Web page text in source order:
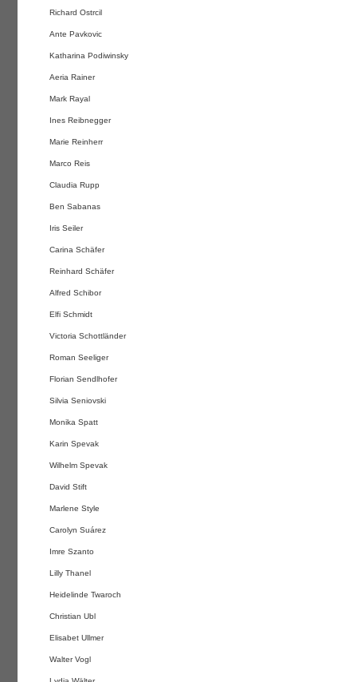
Richard Ostrcil
Ante Pavkovic
Katharina Podiwinsky
Aeria Rainer
Mark Rayal
Ines Reibnegger
Marie Reinherr
Marco Reis
Claudia Rupp
Ben Sabanas
Iris Seiler
Carina Schäfer
Reinhard Schäfer
Alfred Schibor
Elfi Schmidt
Victoria Schottländer
Roman Seeliger
Florian Sendlhofer
Silvia Seniovski
Monika Spatt
Karin Spevak
Wilhelm Spevak
David Stift
Marlene Style
Carolyn Suárez
Imre Szanto
Lilly Thanel
Heidelinde Twaroch
Christian Ubl
Elisabet Ullmer
Walter Vogl